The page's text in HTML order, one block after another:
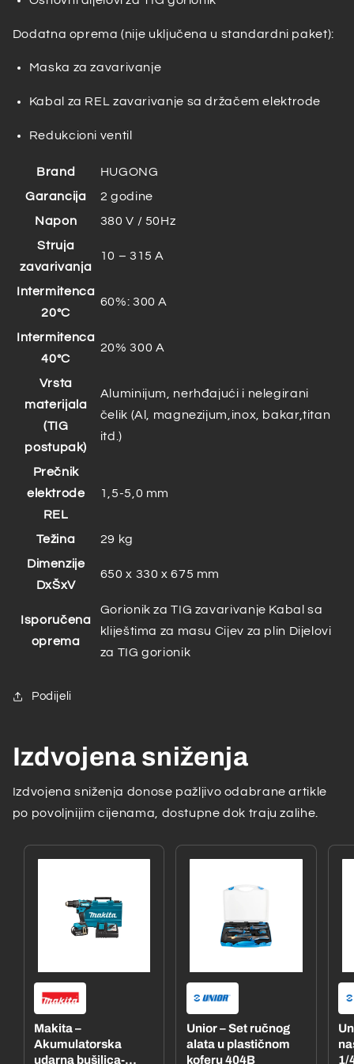
Dodatna oprema (nije uključena u standardni paket):
Maska za zavarivanje
Kabal za REL zavarivanje sa držačem elektrode
Redukcioni ventil
Brand
HUGONG
Garancija
2 godine
Napon
380 V / 50Hz
Struja
zavarivanja
10 – 315 A
Intermitenca
20°C
60%: 300 A
Intermitenca
40°C
20% 300 A
Vrsta
materijala
(TIG
postupak)
Aluminijum, nerhđajući i nelegirani
čelik (Al, magnezijum,inox, bakar,titan
itd.)
Prečnik
elektrode
REL
1,5-5,0 mm
Težina
29 kg
Dimenzije
DxŠxV
650 x 330 x 675 mm
Isporučena
oprema
Gorionik za TIG zavarivanje Kabal sa
kliještima za masu Cijev za plin Dijelovi
za TIG gorionik
Podijeli
Izdvojena sniženja
Izdvojena sniženja donose pažljivo odabrane artikle
po povoljnijim cijenama, dostupne dok traju zalihe.
Makita –
Akumulatorska
udarna bušilica-
Unior – Set ručnog
alata u plastičnom
koferu 404B
1/